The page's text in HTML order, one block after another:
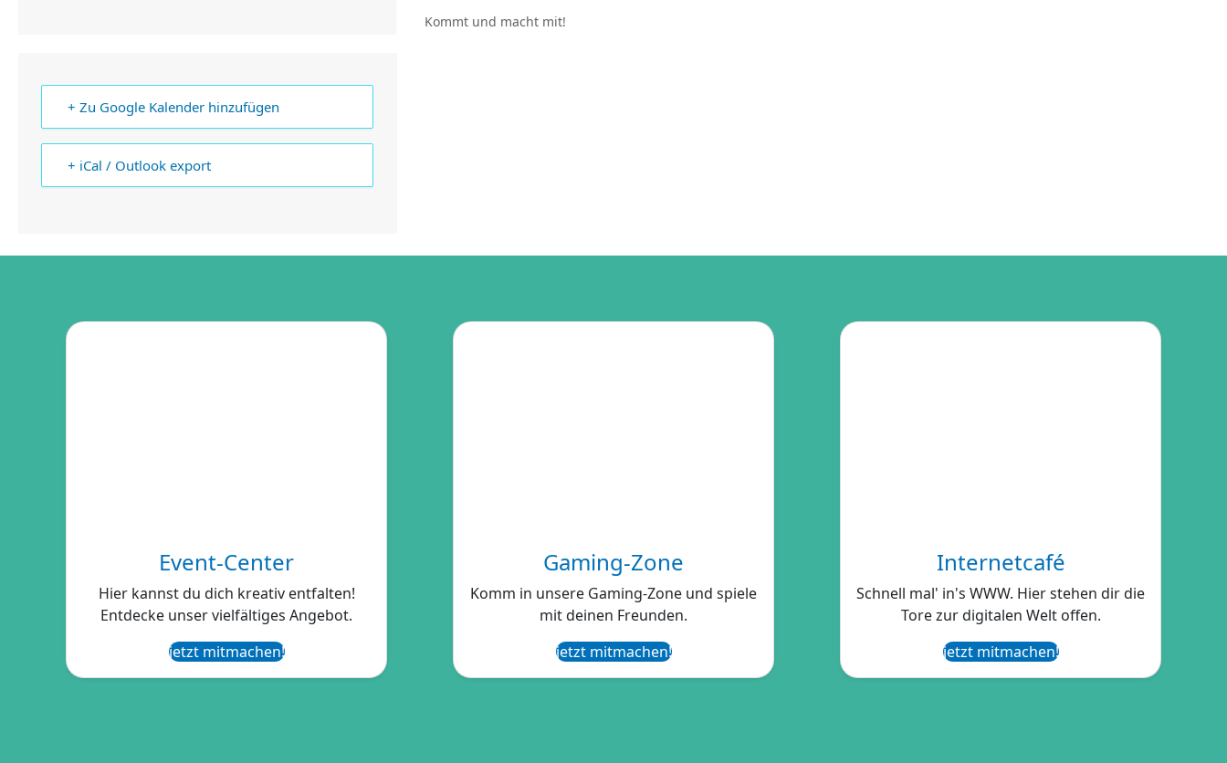
+ Zu Google Kalender hinzufügen
+ iCal / Outlook export
Kommt und macht mit!
Event-Center
Hier kannst du dich kreativ entfalten!
Entdecke unser vielfältiges Angebot.
jetzt mitmachen!
Gaming-Zone
Komm in unsere Gaming-Zone und spiele
mit deinen Freunden.
jetzt mitmachen!
Internetcafé
Schnell mal' in's WWW. Hier stehen dir die
Tore zur digitalen Welt offen.
jetzt mitmachen!